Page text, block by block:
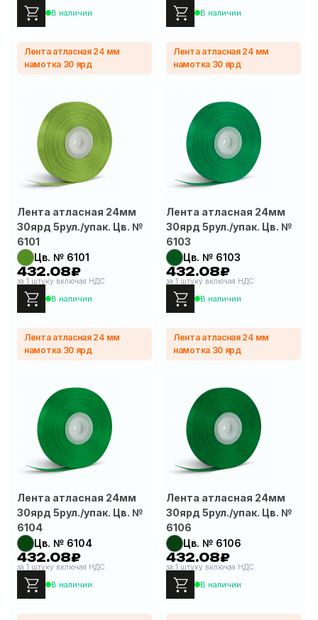
В наличии В наличии
Лента атласная 24 мм
намотка 30 ярд
Лента атласная 24мм
30ярд 5рул./упак. Цв. №
6101
Цв. № 6101
432.08₽
за 1 штуку включая НДС
В наличии
Лента атласная 24 мм
намотка 30 ярд
Лента атласная 24мм
30ярд 5рул./упак. Цв. №
6103
Цв. № 6103
432.08₽
за 1 штуку включая НДС
В наличии
Лента атласная 24 мм
намотка 30 ярд
Лента атласная 24мм
30ярд 5рул./упак. Цв. №
6104
Цв. № 6104
432.08₽
за 1 штуку включая НДС
В наличии
Лента атласная 24 мм
намотка 30 ярд
Лента атласная 24мм
30ярд 5рул./упак. Цв. №
6106
Цв. № 6106
432.08₽
за 1 штуку включая НДС
В наличии